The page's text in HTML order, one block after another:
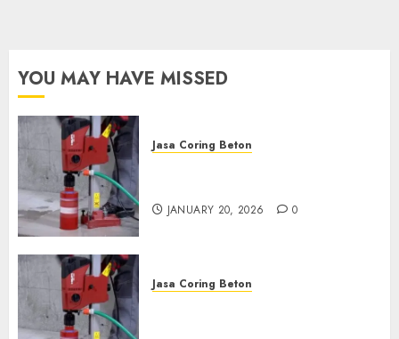
YOU MAY HAVE MISSED
Jasa Coring Beton
JANUARY 20, 2026 0
Jasa Coring Beton